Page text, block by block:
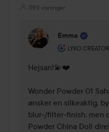
1193 visninger
Emma
LYKO CREATOR
Brukerens
Hejsan!💫❤️
Wonder Powder 01
ønsker en silkeaktig,
blur-/filter-finish, men
Powder China Doll